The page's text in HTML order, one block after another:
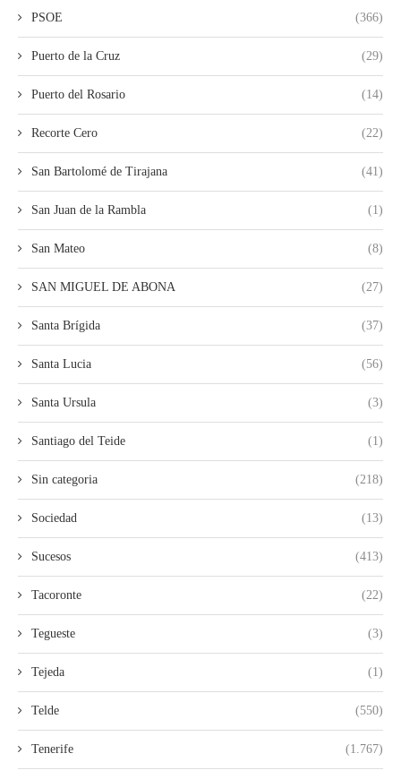
PSOE (366)
Puerto de la Cruz (29)
Puerto del Rosario (14)
Recorte Cero (22)
San Bartolomé de Tirajana (41)
San Juan de la Rambla (1)
San Mateo (8)
SAN MIGUEL DE ABONA (27)
Santa Brígida (37)
Santa Lucia (56)
Santa Ursula (3)
Santiago del Teide (1)
Sin categoria (218)
Sociedad (13)
Sucesos (413)
Tacoronte (22)
Tegueste (3)
Tejeda (1)
Telde (550)
Tenerife (1.767)